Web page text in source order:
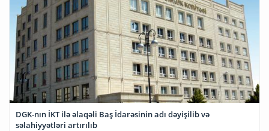
DGK-nın İKT ilə əlaqəli Baş İdarəsinin adı dəyişilib və
səlahiyyətləri artırılıb